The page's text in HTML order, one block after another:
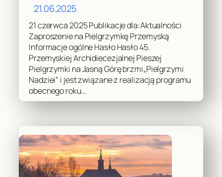
21.06.2025
21 czerwca 2025 Publikacje dla:Aktualności
Zaproszenie na Pielgrzymkę Przemyską
Informacje ogólne Hasło Hasło 45.
Przemyskiej Archidiecezjalnej Pieszej
Pielgrzymki na Jasną Górę brzmi„Pielgrzymi
Nadziei” i jest związane z realizacją programu
obecnego roku…